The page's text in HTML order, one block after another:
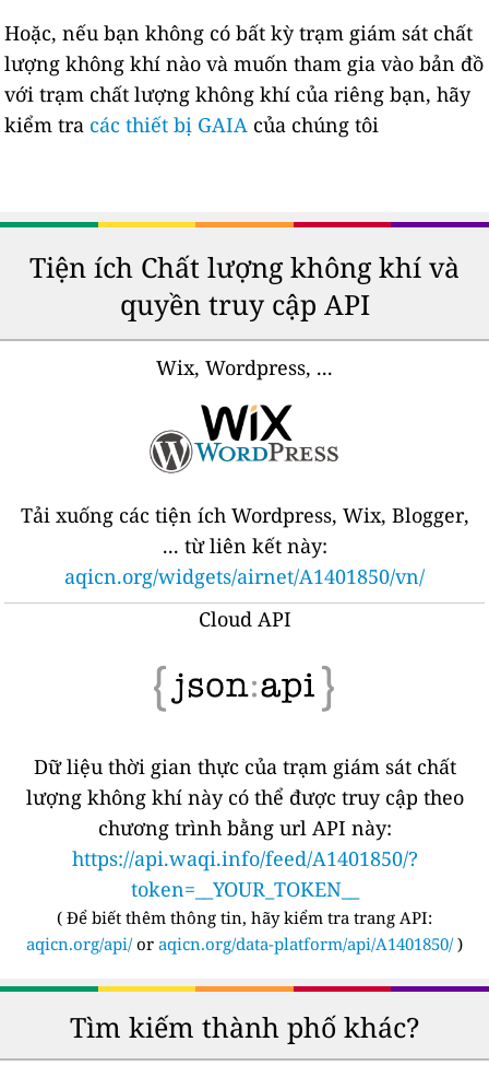
Hoặc, nếu bạn không có bất kỳ trạm giám sát chất
lượng không khí nào và muốn tham gia vào bản đồ
với trạm chất lượng không khí của riêng bạn, hãy
kiểm tra các thiết bị GAIA của chúng tôi
Tiện ích Chất lượng không khí và
quyền truy cập API
Wix, Wordpress, ...
Tải xuống các tiện ích Wordpress, Wix, Blogger,
... từ liên kết này:
aqicn.org/widgets/airnet/A1401850/vn/
Cloud API
Dữ liệu thời gian thực của trạm giám sát chất
lượng không khí này có thể được truy cập theo
chương trình bằng url API này:
https://api.waqi.info/feed/A1401850/?
token=__YOUR_TOKEN__
( Để biết thêm thông tin, hãy kiểm tra trang API:
aqicn.org/api/or aqicn.org/data-platform/api/A1401850/)
Tìm kiếm thành phố khác?